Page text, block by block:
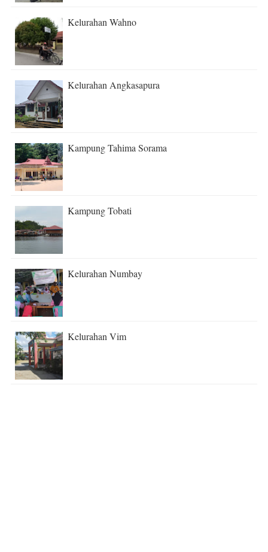
Kelurahan Wahno
Kelurahan Angkasapura
Kampung Tahima Sorama
Kampung Tobati
Kelurahan Numbay
Kelurahan Vim